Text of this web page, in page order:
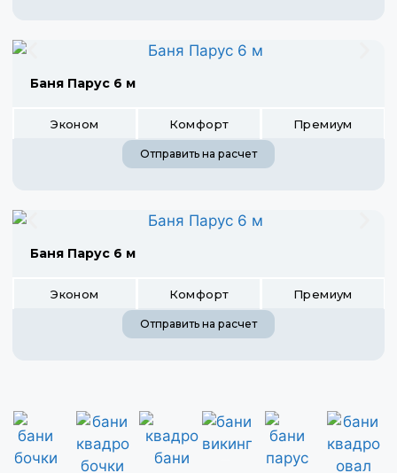
Баня Парус 6 м
Эконом Комфорт Премиум
Отправить на расчет
Баня Парус 6 м
Эконом Комфорт Премиум
Отправить на расчет